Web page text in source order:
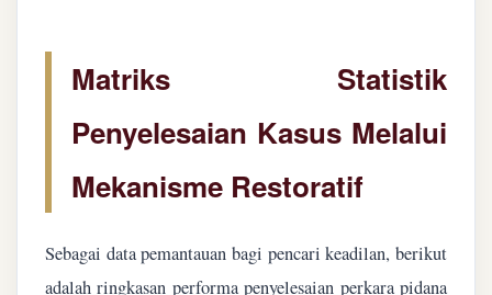
Matriks Statistik
Penyelesaian Kasus Melalui
Mekanisme Restoratif
Sebagai data pemantauan bagi pencari keadilan, berikut
adalah ringkasan performa penyelesaian perkara pidana